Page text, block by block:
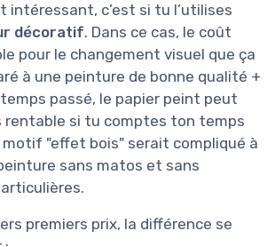
intéressant, c’est si tu l’utilises
décoratif. Dans ce cas, le coût
pour le changement visuel que ça
à une peinture de bonne qualité +
passé, le papier peint peut
rentable si tu comptes ton temps
"effet bois" serait compliqué à
sans matos et sans
premiers prix, la différence se